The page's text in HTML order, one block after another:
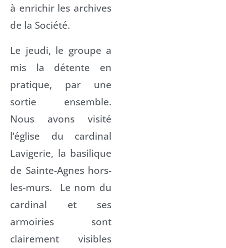
à enrichir les archives
de la Société.
Le jeudi, le groupe a
mis la détente en
pratique, par une
sortie ensemble.
Nous avons visité
l’église du cardinal
Lavigerie, la basilique
de Sainte-Agnes hors-
les-murs. Le nom du
cardinal et ses
armoiries sont
clairement visibles